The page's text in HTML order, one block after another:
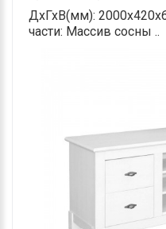
ДхГхВ(мм):
части: Массив сосны ..